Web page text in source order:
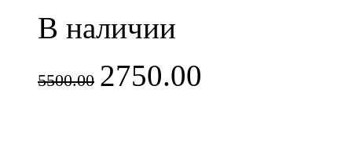
В наличии
5500.00 2750.00